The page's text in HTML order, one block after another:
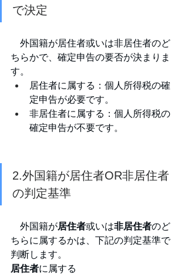
で決定
外国籍が居住者或いは非居住者のど
ちらかで、確定申告の要否が決まりま
す。
居住者に属する：個人所得税の確
定申告が必要です。
非居住者に属する：個人所得税の
確定申告が不要です。
2.外国籍が居住者OR非居住者
の判定基準
外国籍が居住者或いは非居住者のど
ちらに属するかは、下記の判定基準で
判断します。
居住者に属する